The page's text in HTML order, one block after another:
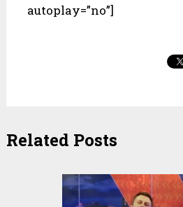
autoplay=”no”]
Related Posts